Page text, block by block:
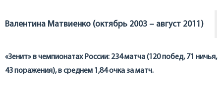
Валентина Матвиенко (октябрь 2003 – август 2011)
«Зенит» в чемпионатах России: 234 матча (120 побед, 71 ничья,
43 поражения), в среднем 1,84 очка за матч.